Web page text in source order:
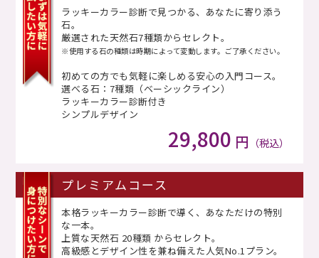
ラッキーカラー診断で見つかる、あなたに寄り添う
石。
厳選された天然石7種類からセレクト。
※使用する石の種類は時期によって変動します。ご了承ください。
初めての方でも気軽に楽しめる安心の入門コース。
選べる石：7種類（ベーシックライン）
ラッキーカラー診断付き
シンプルデザイン
29,800 円 （税込）
プレミアムコース
本格ラッキーカラー診断で導く、あなただけの特別
な一本。
上質な天然石 20種類 からセレクト。
高級感とデザイン性を兼ね備えた人気No.1プラン。